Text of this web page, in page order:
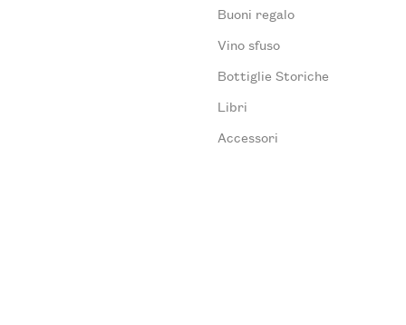
Buoni regalo
Vino sfuso
Bottiglie Storiche
Libri
Accessori